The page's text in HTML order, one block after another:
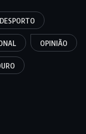
DESPORTO
OPINIÃO